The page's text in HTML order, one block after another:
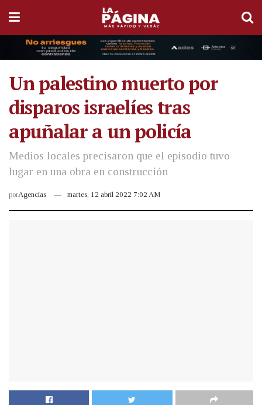
Un palestino muerto por
disparos israelíes tras
apuñalar a un policía
Medios locales precisaron que el episodio tuvo
lugar en una obra en construcción
porAgencias martes, 12 abril 2022 7:02 AM